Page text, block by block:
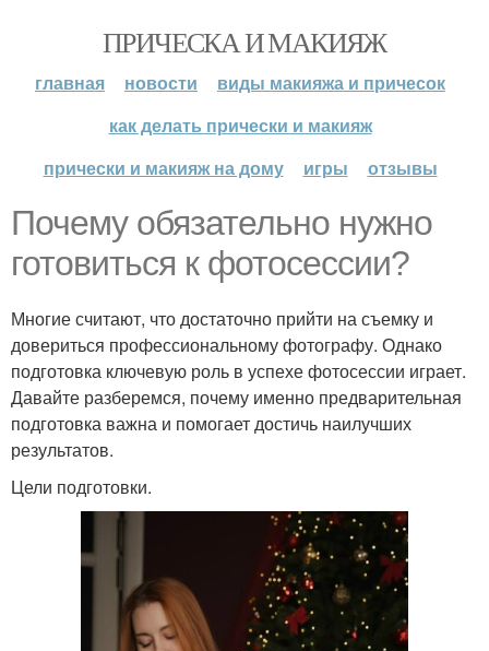
ПРИЧЕСКА И МАКИЯЖ
главная новости
виды макияжа и причесок
как делать прически и макияж
прически и макияж на дому
игры отзывы
Почему обязательно нужно
готовиться к фотосессии?
Многие считают, что достаточно прийти на съемку и
довериться профессиональному фотографу. Однако
подготовка ключевую роль в успехе фотосессии играет.
Давайте разберемся, почему именно предварительная
подготовка важна и помогает достичь наилучших
результатов.
Цели подготовки.